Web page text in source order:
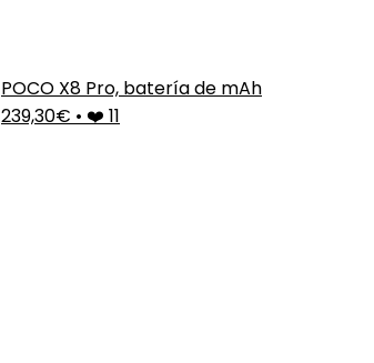
POCO X8 Pro, batería de mAh
239,30€ • ❤️ 11